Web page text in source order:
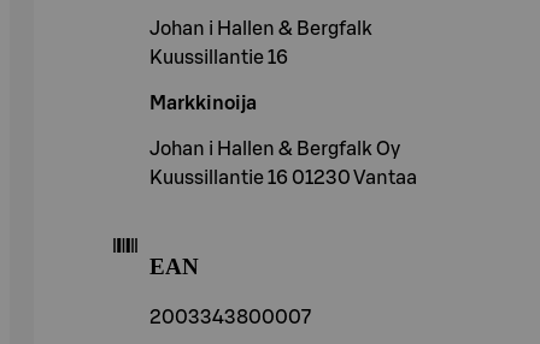
Johan i Hallen & Bergfalk
Kuussillantie 16
Markkinoija
Johan i Hallen & Bergfalk Oy
Kuussillantie 16 01230 Vantaa
EAN
2003343800007